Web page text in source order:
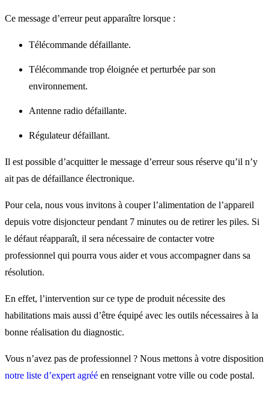
Ce message d’erreur peut apparaître lorsque :
Télécommande défaillante.
Télécommande trop éloignée et perturbée par son
environnement.
Antenne radio défaillante.
Régulateur défaillant.
Il est possible d’acquitter le message d’erreur sous réserve qu’il n’y
ait pas de défaillance électronique.
Pour cela, nous vous invitons à couper l’alimentation de l’appareil
depuis votre disjoncteur pendant 7 minutes ou de retirer les piles. Si
le défaut réapparaît, il sera nécessaire de contacter votre
professionnel qui pourra vous aider et vous accompagner dans sa
résolution.
En effet, l’intervention sur ce type de produit nécessite des
habilitations mais aussi d’être équipé avec les outils nécessaires à la
bonne réalisation du diagnostic.
Vous n’avez pas de professionnel ? Nous mettons à votre disposition
notre liste d’expert agréé en renseignant votre ville ou code postal.